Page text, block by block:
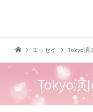
エッセイ Tokyo演
Tokyo演